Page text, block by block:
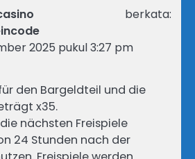
berkata:
2025 pukul 3:27 pm
den Bargeldteil und die
x35.
nächsten Freispiele
24 Stunden nach der